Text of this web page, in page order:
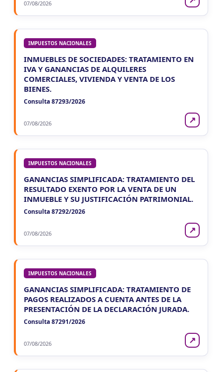
07/08/2026
IMPUESTOS NACIONALES
INMUEBLES DE SOCIEDADES: TRATAMIENTO EN
IVA Y GANANCIAS DE ALQUILERES
COMERCIALES, VIVIENDA Y VENTA DE LOS
BIENES.
Consulta 87293/2026
07/08/2026 ↗
IMPUESTOS NACIONALES
GANANCIAS SIMPLIFICADA: TRATAMIENTO DEL
RESULTADO EXENTO POR LA VENTA DE UN
INMUEBLE Y SU JUSTIFICACIÓN PATRIMONIAL.
Consulta 87292/2026
07/08/2026 ↗
IMPUESTOS NACIONALES
GANANCIAS SIMPLIFICADA: TRATAMIENTO DE
PAGOS REALIZADOS A CUENTA ANTES DE LA
PRESENTACIÓN DE LA DECLARACIÓN JURADA.
Consulta 87291/2026
07/08/2026 ↗